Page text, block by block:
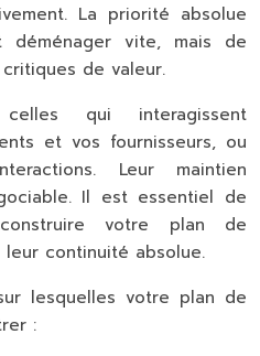
La priorité absolue
vite, mais de
de valeur.
qui interagissent
et vos fournisseurs, ou
Leur maintien
Il est essentiel de
votre plan de
continuité absolue.
lesquelles votre plan de
: